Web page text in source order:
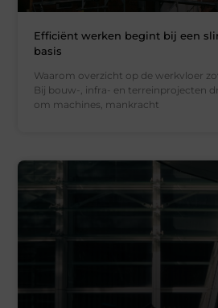
Efficiënt werken begint bij een
basis
Waarom overzicht op de werkvloer
Bij bouw-, infra- en terreinprojecten
om machines, mankracht